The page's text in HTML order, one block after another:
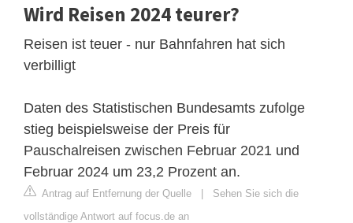
Wird Reisen 2024 teurer?
Reisen ist teuer - nur Bahnfahren hat sich
verbilligt
Daten des Statistischen Bundesamts zufolge
stieg beispielsweise der Preis für
Pauschalreisen zwischen Februar 2021 und
Februar 2024 um 23,2 Prozent an.
Antrag auf Entfernung der Quelle | Sehen Sie sich die
vollständige Antwort auf focus.de an